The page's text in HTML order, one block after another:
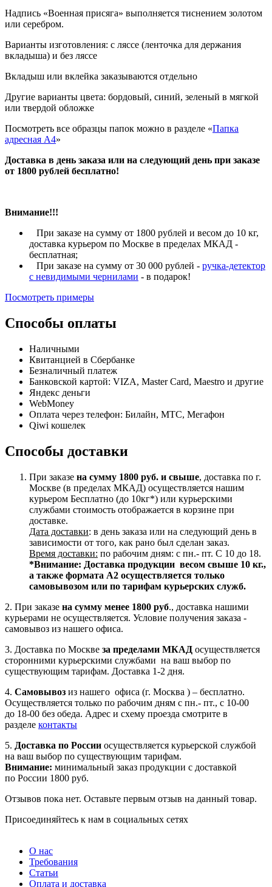
Надпись «Военная присяга» выполняется тиснением золотом
или серебром.
Варианты изготовления: с ляссе (ленточка для держания
вкладыша) и без ляссе
Вкладыш или вклейка заказываются отдельно
Другие варианты цвета: бордовый, синий, зеленый в мягкой
или твердой обложке
Посмотреть все образцы папок можно в разделе «Папка
адресная А4»
Доставка в день заказа или на следующий день при заказе
от 1800 рублей бесплатно!
Внимание!!!
При заказе на сумму от 1800 рублей и весом до 10 кг,
доставка курьером по Москве в пределах МКАД -
бесплатная;
При заказе на сумму от 30 000 рублей - ручка-детектор
с невидимыми чернилами - в подарок!
Посмотреть примеры
Способы оплаты
Наличными
Квитанцией в Сбербанке
Безналичный платеж
Банковской картой: VIZA, Master Card, Maestro и другие
Яндекс деньги
WebMoney
Оплата через телефон: Билайн, МТС, Мегафон
Qiwi кошелек
Способы доставки
При заказе на сумму 1800 руб. и свыше, доставка по г.
Москве (в пределах МКАД) осуществляется нашим
курьером Бесплатно (до 10кг*) или курьерскими
службами стоимость отображается в корзине при
доставке.
Дата доставки: в день заказа или на следующий день в
зависимости от того, как рано был сделан заказ.
Время доставки: по рабочим дням: с пн.- пт. С 10 до 18.
*Внимание: Доставка продукции весом свыше 10 кг.,
а также формата А2 осуществляется только
самовывозом или по тарифам курьерских служб.
2. При заказе на сумму менее 1800 руб., доставка нашими
курьерами не осуществляется. Условие получения заказа -
самовывоз из нашего офиса.
3. Доставка по Москве за пределами МКАД осуществляется
сторонними курьерскими службами на ваш выбор по
существующим тарифам. Доставка 1-2 дня.
4. Самовывоз из нашего офиса (г. Москва ) – бесплатно.
Осуществляется только по рабочим дням с пн.- пт., с 10-00
до 18-00 без обеда. Адрес и схему проезда смотрите в
разделе контакты
5. Доставка по России осуществляется курьерской службой
на ваш выбор по существующим тарифам.
Внимание: минимальный заказ продукции с доставкой
по России 1800 руб.
Отзывов пока нет. Оставьте первым отзыв на данный товар.
Присоединяйтесь к нам в социальных сетях
О нас
Требования
Статьи
Оплата и доставка